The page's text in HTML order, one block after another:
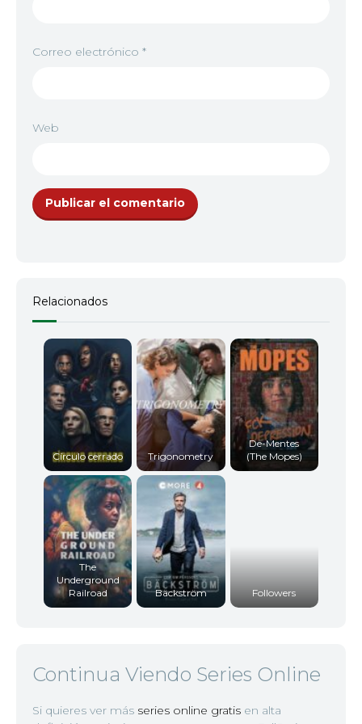
Correo electrónico *
Web
Relacionados
Círculo cerrado Trigonometry
De-Mentes
(The Mopes)
The
Underground
Railroad
Bäckström Followers
Continua Viendo Series Online
Si quieres ver más series online gratis en alta